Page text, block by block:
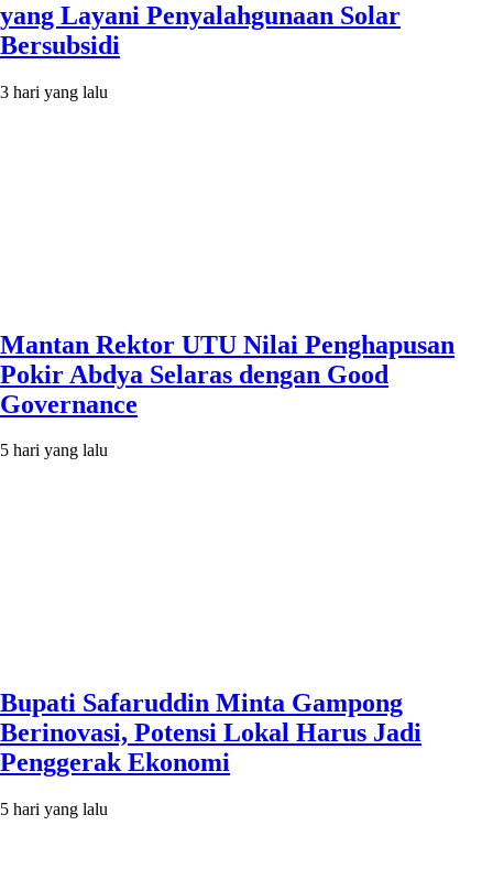
yang Layani Penyalahgunaan Solar
Bersubsidi
3 hari yang lalu
Mantan Rektor UTU Nilai Penghapusan
Pokir Abdya Selaras dengan Good
Governance
5 hari yang lalu
Bupati Safaruddin Minta Gampong
Berinovasi, Potensi Lokal Harus Jadi
Penggerak Ekonomi
5 hari yang lalu